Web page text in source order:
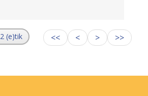
(e)tik << < > >>